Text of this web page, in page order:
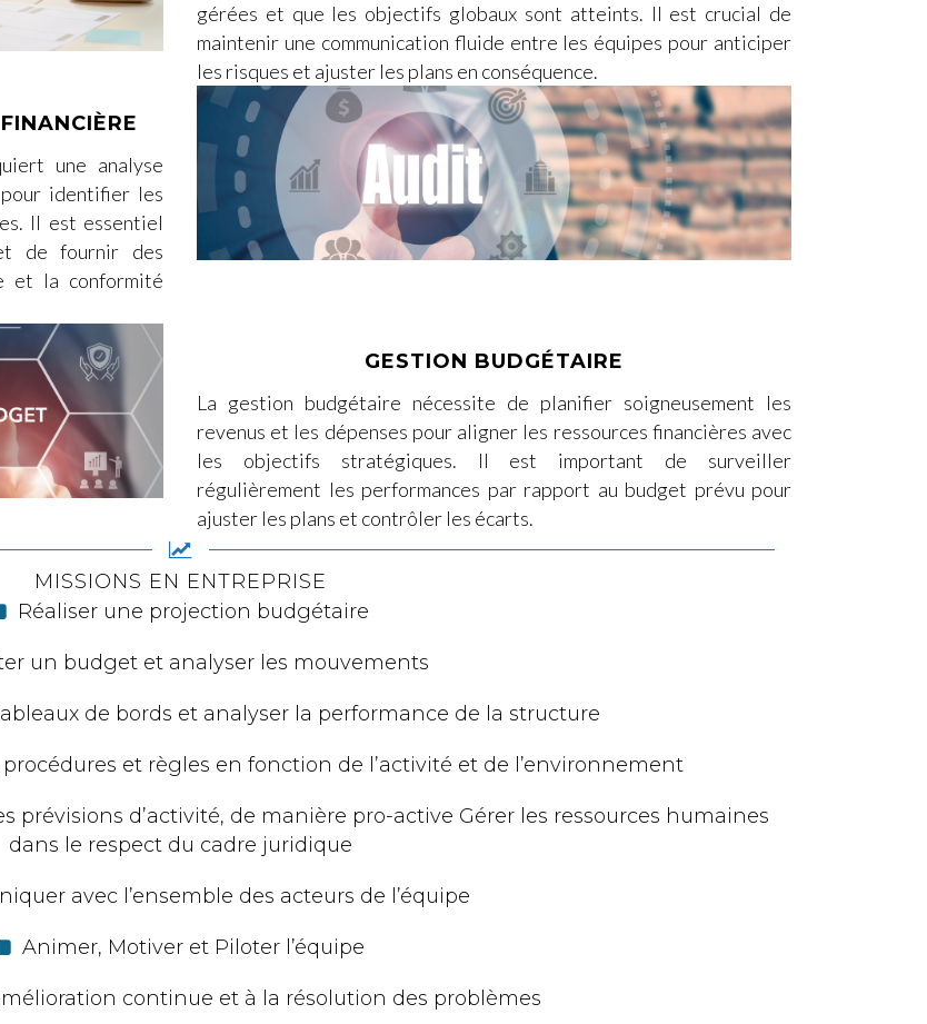
gérées et que les objectifs globaux sont atteints. Il est crucial de
maintenir une communication fluide entre les équipes pour anticiper
les risques et ajuster les plans en conséquence.
une analyse
identifier les
Il est essentiel
de fournir des
et la conformité
GESTION BUDGÉTAIRE
La gestion budgétaire nécessite de planifier soigneusement les
revenus et les dépenses pour aligner les ressources financières avec
les objectifs stratégiques. Il est important de surveiller
régulièrement les performances par rapport au budget prévu pour
ajuster les plans et contrôler les écarts.
MISSIONS EN ENTREPRISE
Réaliser une projection budgétaire
un budget et analyser les mouvements
de bords et analyser la performance de la structure
et règles en fonction de l’activité et de l’environnement
prévisions d’activité, de manière pro-active Gérer les ressources humaines
dans le respect du cadre juridique
avec l’ensemble des acteurs de l’équipe
Animer, Motiver et Piloter l’équipe
continue et à la résolution des problèmes